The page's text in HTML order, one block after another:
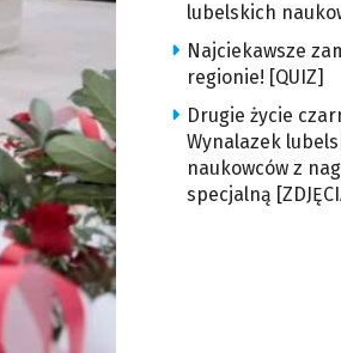
lubelskich
Najciekawsze
regionie! [QUIZ]
Drugie życie
Wynalazek
naukowców z
specjalną